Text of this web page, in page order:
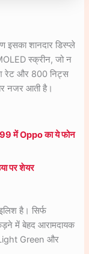
इसका शानदार डिस्प्ले
स्क्रीन, जो न
रेट और 800 निट्स
नजर आती है।
में Oppo का ये फोन
पर शेयर
है। सिर्फ
में बेहद आरामदायक
Green और